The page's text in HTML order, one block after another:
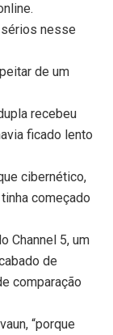
nesse
de um
recebeu
ficado lento
cibernético,
começado
Channel 5, um
de
comparação
“porque